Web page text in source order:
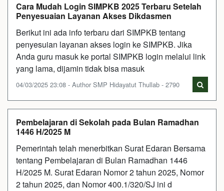
Cara Mudah Login SIMPKB 2025 Terbaru Setelah
Penyesuaian Layanan Akses Dikdasmen
Berikut ini ada info terbaru dari SIMPKB tentang
penyesuian layanan akses login ke SIMPKB. Jika
Anda guru masuk ke portal SIMPKB login melalui link
yang lama, dijamin tidak bisa masuk
04/03/2025 23:08 - Author SMP Hidayatut Thullab - 2790
Pembelajaran di Sekolah pada Bulan Ramadhan
1446 H/2025 M
Pemerintah telah menerbitkan Surat Edaran Bersama
tentang Pembelajaran di Bulan Ramadhan 1446
H/2025 M. Surat Edaran Nomor 2 tahun 2025, Nomor
2 tahun 2025, dan Nomor 400.1/320/SJ ini d